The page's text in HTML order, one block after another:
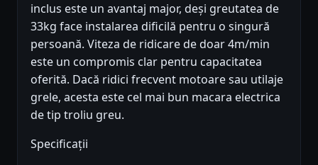
inclus este un avantaj major, deși greutatea de
33kg face instalarea dificilă pentru o singură
persoană. Viteza de ridicare de doar 4m/min
este un compromis clar pentru capacitatea
oferită. Dacă ridici frecvent motoare sau utilaje
grele, acesta este cel mai bun macara electrica
de tip troliu greu.
Specificații